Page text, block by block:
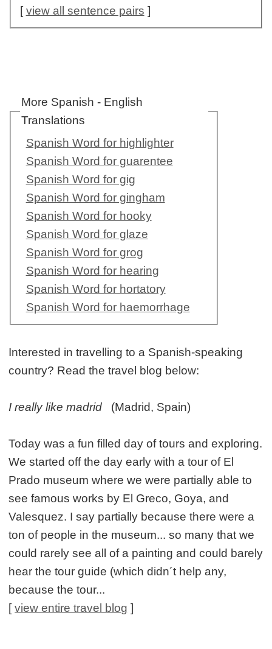
[view all sentence pairs ]
More Spanish - English
Translations
Spanish Word for highlighter
Spanish Word for guarentee
Spanish Word for gig
Spanish Word for gingham
Spanish Word for hooky
Spanish Word for glaze
Spanish Word for grog
Spanish Word for hearing
Spanish Word for hortatory
Spanish Word for haemorrhage
Interested in travelling to a Spanish-speaking
country? Read the travel blog below:
I really like madrid (Madrid, Spain)
Today was a fun filled day of tours and exploring.
We started off the day early with a tour of El
Prado museum where we were partially able to
see famous works by El Greco, Goya, and
Valesquez. I say partially because there were a
ton of people in the museum... so many that we
could rarely see all of a painting and could barely
hear the tour guide (which didn´t help any,
because the tour...
[view entire travel blog ]